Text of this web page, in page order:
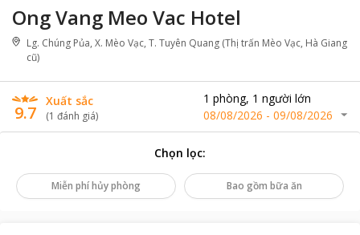
Ong Vang Meo Vac Hotel
Lg. Chúng Pủa, X. Mèo Vạc, T. Tuyên Quang (Thị trấn Mèo Vạc, Hà Giang
cũ)
9.7
Xuất sắc
(1 đánh giá)
1 phòng, 1 người lớn
08/08/2026 - 09/08/2026
Chọn lọc:
Miễn phí hủy phòng Bao gồm bữa ăn